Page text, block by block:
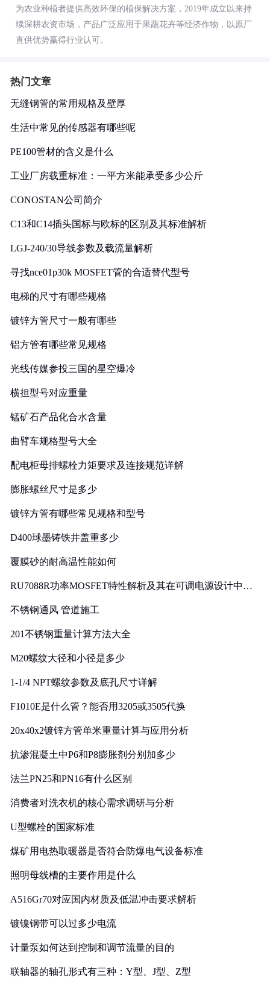
为农业种植者提供高效环保的植保解决方案，2019年成立以来持
续深耕农资市场，产品广泛应用于果蔬花卉等经济作物，以原厂
直供优势赢得行业认可。
热门文章
无缝钢管的常用规格及壁厚
生活中常见的传感器有哪些呢
PE100管材的含义是什么
工业厂房载重标准：一平方米能承受多少公斤
CONOSTAN公司简介
C13和C14插头国标与欧标的区别及其标准解析
LGJ-240/30导线参数及载流量解析
寻找nce01p30k MOSFET管的合适替代型号
电梯的尺寸有哪些规格
镀锌方管尺寸一般有哪些
铝方管有哪些常见规格
光线传媒参投三国的星空爆冷
横担型号对应重量
锰矿石产品化合水含量
曲臂车规格型号大全
配电柜母排螺栓力矩要求及连接规范详解
膨胀螺丝尺寸是多少
镀锌方管有哪些常见规格和型号
D400球墨铸铁井盖重多少
覆膜砂的耐高温性能如何
RU7088R功率MOSFET特性解析及其在可调电源设计中的
不锈钢通风 管道施工
201不锈钢重量计算方法大全
M20螺纹大径和小径是多少
1-1/4 NPT螺纹参数及底孔尺寸详解
F1010E是什么管？能否用3205或3505代换
20x40x2镀锌方管单米重量计算与应用分析
抗渗混凝土中P6和P8膨胀剂分别加多少
法兰PN25和PN16有什么区别
消费者对洗衣机的核心需求调研与分析
U型螺栓的国家标准
煤矿用电热取暖器是否符合防爆电气设备标准
照明母线槽的主要作用是什么
A516Gr70对应国内材质及低温冲击要求解析
镀镍钢带可以过多少电流
计量泵如何达到控制和调节流量的目的
联轴器的轴孔形式有三种：Y型、J型、Z型